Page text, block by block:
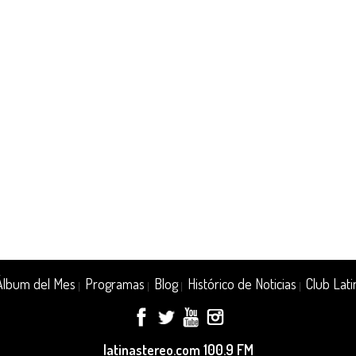
del Mes Programas Blog| Histórico de Noticias Club
latinastereo.com 100.9 FM